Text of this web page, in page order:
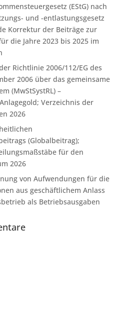
(EStG) nach
und -entlastungsgesetz
Korrektur der Beiträge zur
die Jahre 2023 bis 2025 im
Richtlinie 2006/112/EG des
2006 über das gemeinsame
(MwStSystRL) –
Verzeichnis der
2026
(Globalbeitrag);
für den
2026
von Aufwendungen für die
aus geschäftlichem Anlass
als Betriebsausgaben